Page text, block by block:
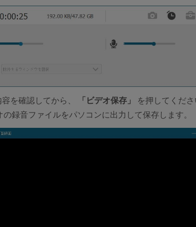
を確認してから、 「ビデオ保存」
を押してくだ
録音ファイルをパソコンに出力して保存します。